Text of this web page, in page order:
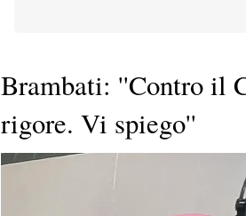
Brambati: ''Contro il
rigore. Vi spiego''